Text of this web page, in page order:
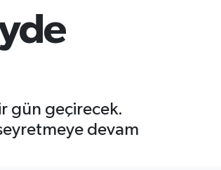
gün geçirecek.
devam